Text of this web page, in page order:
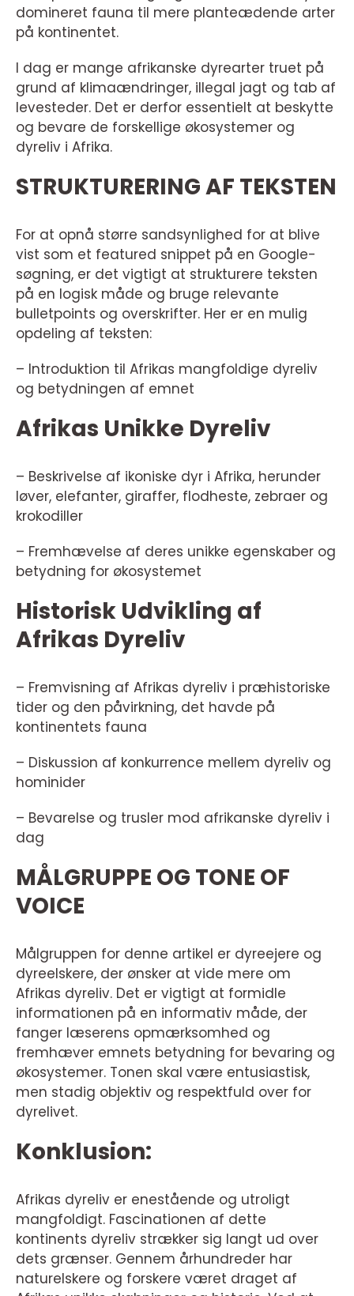
domineret fauna til mere planteædende arter
på kontinentet.
I dag er mange afrikanske dyrearter truet på
grund af klimaændringer, illegal jagt og tab af
levesteder. Det er derfor essentielt at beskytte
og bevare de forskellige økosystemer og
dyreliv i Afrika.
STRUKTURERING AF TEKSTEN
For at opnå større sandsynlighed for at blive
vist som et featured snippet på en Google-
søgning, er det vigtigt at strukturere teksten
på en logisk måde og bruge relevante
bulletpoints og overskrifter. Her er en mulig
opdeling af teksten:
– Introduktion til Afrikas mangfoldige dyreliv
og betydningen af emnet
Afrikas Unikke Dyreliv
– Beskrivelse af ikoniske dyr i Afrika, herunder
løver, elefanter, giraffer, flodheste, zebraer og
krokodiller
– Fremhævelse af deres unikke egenskaber og
betydning for økosystemet
Historisk Udvikling af
Afrikas Dyreliv
– Fremvisning af Afrikas dyreliv i præhistoriske
tider og den påvirkning, det havde på
kontinentets fauna
– Diskussion af konkurrence mellem dyreliv og
hominider
– Bevarelse og trusler mod afrikanske dyreliv i
dag
MÅLGRUPPE OG TONE OF
VOICE
Målgruppen for denne artikel er dyreejere og
dyreelskere, der ønsker at vide mere om
Afrikas dyreliv. Det er vigtigt at formidle
informationen på en informativ måde, der
fanger læserens opmærksomhed og
fremhæver emnets betydning for bevaring og
økosystemer. Tonen skal være entusiastisk,
men stadig objektiv og respektfuld over for
dyrelivet.
Konklusion:
Afrikas dyreliv er enestående og utroligt
mangfoldigt. Fascinationen af dette
kontinents dyreliv strækker sig langt ud over
dets grænser. Gennem århundreder har
naturelskere og forskere været draget af